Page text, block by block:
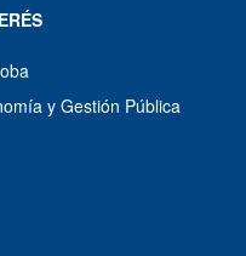
y Gestión Pública